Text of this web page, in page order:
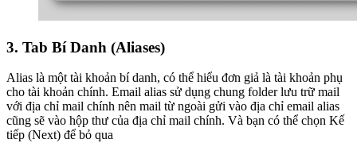
3. Tab Bí Danh (Aliases)
Alias là một tài khoản bí danh, có thể hiểu đơn giả là tài khoản phụ
cho tài khoản chính. Email alias sử dụng chung folder lưu trữ mail
với địa chỉ mail chính nên mail từ ngoài gửi vào địa chỉ email alias
cũng sẽ vào hộp thư của địa chỉ mail chính. Và bạn có thể chọn Kế
tiếp (Next) để bỏ qua